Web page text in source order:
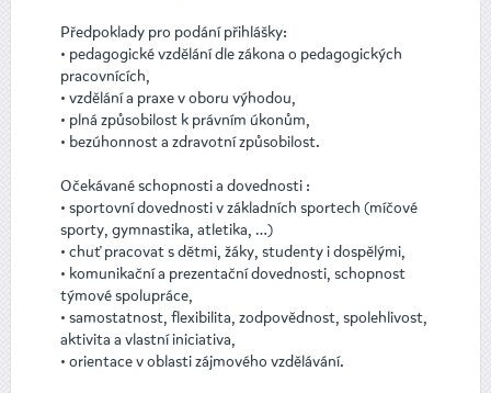
Předpoklady pro podání přihlášky:
• pedagogické vzdělání dle zákona o pedagogických
pracovnících,
• vzdělání a praxe v oboru výhodou,
• plná způsobilost k právním úkonům,
• bezúhonnost a zdravotní způsobilost.
Očekávané schopnosti a dovednosti :
• sportovní dovednosti v základních sportech (míčové
sporty, gymnastika, atletika, …)
• chuť pracovat s dětmi, žáky, studenty i dospělými,
• komunikační a prezentační dovednosti, schopnost
týmové spolupráce,
• samostatnost, flexibilita, zodpovědnost, spolehlivost,
aktivita a vlastní iniciativa,
• orientace v oblasti zájmového vzdělávání.